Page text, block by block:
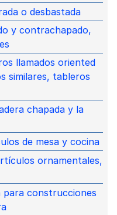
o desbastada
y contrachapado,
llamados oriented
similares, tableros
chapada y la
de mesa y cocina
ornamentales,
para construcciones